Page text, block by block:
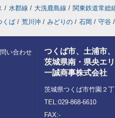
/ 水郡線 / 大洗鹿島線 / 関東鉄道常総
くば / 荒川沖 / みどりの / 石岡 / 守谷 /
い合わせ
つくば市、土浦市
茨城県南・県央エ
一誠商事株式会社
茨城県つくば市竹園２丁
TEL:029-868-6610
FAX:-